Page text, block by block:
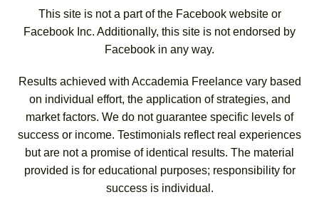
This site is not a part of the Facebook website or
Facebook Inc. Additionally, this site is not endorsed by
Facebook in any way.
Results achieved with Accademia Freelance vary based
on individual effort, the application of strategies, and
market factors. We do not guarantee specific levels of
success or income. Testimonials reflect real experiences
but are not a promise of identical results. The material
provided is for educational purposes; responsibility for
success is individual.